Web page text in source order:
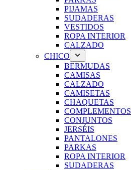
PIJAMAS
SUDADERAS
VESTIDOS
ROPA INTERIOR
CALZADO
CHICO
BERMUDAS
CAMISAS
CALZADO
CAMISETAS
CHAQUETAS
COMPLEMENTOS
CONJUNTOS
JERSÉIS
PANTALONES
PARKAS
ROPA INTERIOR
SUDADERAS